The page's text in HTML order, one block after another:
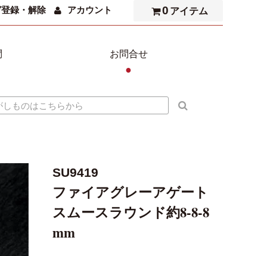
録・解除 アカウント 0 アイテム
お問合せ
●
SU9419
ファイアグレーアゲート
スムースラウンド約8-8-8
mm